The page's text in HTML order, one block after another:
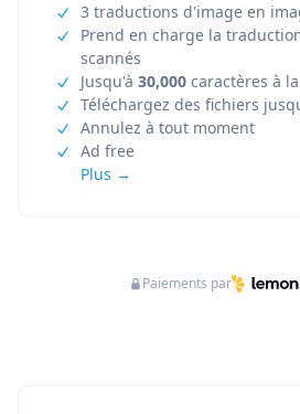
3 traductions d'image en
Prend en charge la
scannés
Jusqu'à 30,000 caractères à
Téléchargez des fichiers
Annulez à tout moment
Ad free
Plus →
Paiements par